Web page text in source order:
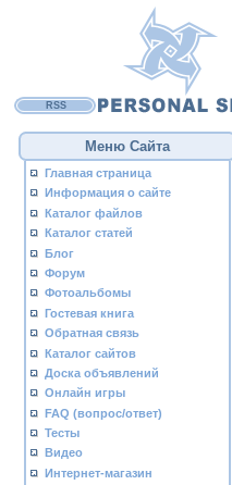
RSS
Меню Сайта
Главная страница
Информация о сайте
Каталог файлов
Каталог статей
Блог
Форум
Фотоальбомы
Гостевая книга
Обратная связь
Каталог сайтов
Доска объявлений
Онлайн игры
FAQ (вопрос/ответ)
Тесты
Видео
Интернет-магазин